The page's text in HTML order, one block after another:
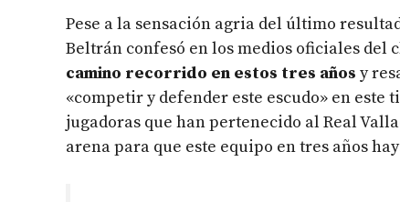
Pese a la sensación agria del último
Beltrán confesó en los medios oficiales del
camino recorrido en estos tres años y
«competir y defender este escudo» en este
jugadoras que han pertenecido al Real
arena para que este equipo en tres años